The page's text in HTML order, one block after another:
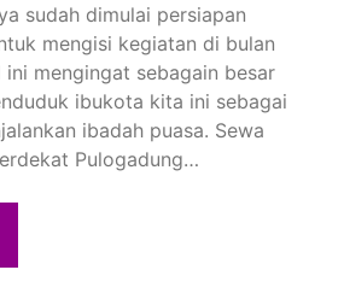
sudah dimulai persiapan
mengisi kegiatan di bulan
mengingat sebagain besar
ibukota kita ini sebagai
ibadah puasa. Sewa
Pulogadung…